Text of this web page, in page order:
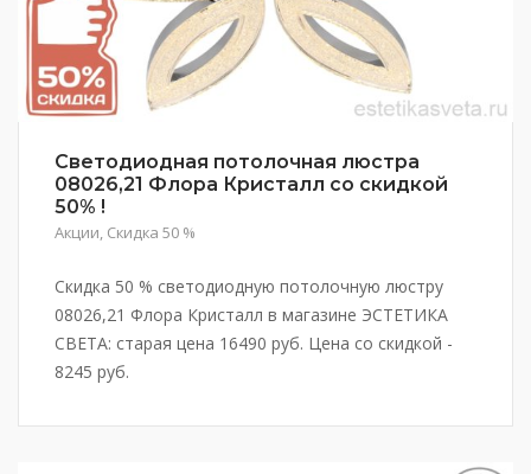
Светодиодная потолочная люстра
08026,21 Флора Кристалл со скидкой
50% !
Акции, Скидка 50 %
Скидка 50 % светодиодную потолочную люстру
08026,21 Флора Кристалл в магазине ЭСТЕТИКА
СВЕТА: старая цена 16490 руб. Цена со скидкой -
8245 руб.